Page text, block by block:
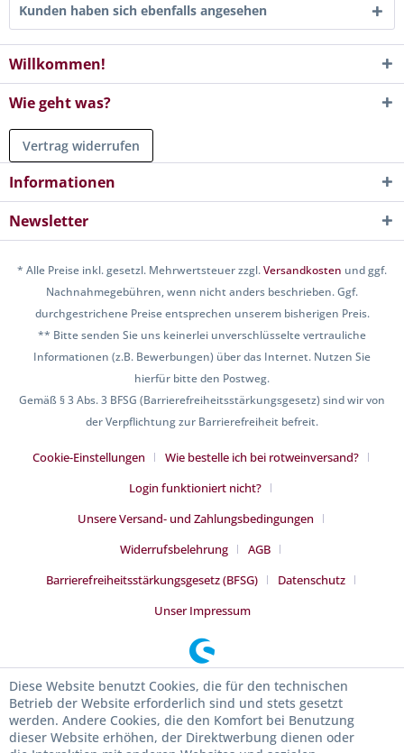
Kunden haben sich ebenfalls angesehen
Willkommen!
Wie geht was?
Vertrag widerrufen
Informationen
Newsletter
* Alle Preise inkl. gesetzl. Mehrwertsteuer zzgl.Versandkosten und ggf.
Nachnahmegebühren, wenn nicht anders beschrieben. Ggf.
durchgestrichene Preise entsprechen unserem bisherigen Preis.
** Bitte senden Sie uns keinerlei unverschlüsselte vertrauliche
Informationen (z.B. Bewerbungen) über das Internet. Nutzen Sie
hierfür bitte den Postweg.
Gemäß § 3 Abs. 3 BFSG (Barrierefreiheitsstärkungsgesetz) sind wir von
der Verpflichtung zur Barrierefreiheit befreit.
Cookie-Einstellungen
Wie bestelle ich bei rotweinversand?
Login funktioniert nicht?
Unsere Versand- und Zahlungsbedingungen
Widerrufsbelehrung
AGB
Barrierefreiheitsstärkungsgesetz (BFSG)
Datenschutz
Unser Impressum
Diese Website benutzt Cookies, die für den technischen
Betrieb der Website erforderlich sind und stets gesetzt
werden. Andere Cookies, die den Komfort bei Benutzung
dieser Website erhöhen, der Direktwerbung dienen oder